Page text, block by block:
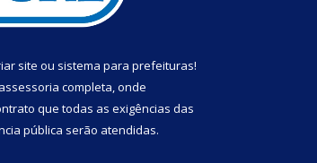
site ou sistema para prefeituras!
assessoria completa, onde
que todas as exigências das
pública serão atendidas.